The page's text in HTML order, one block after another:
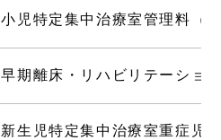
小児特定集中治療室管理料（
早期離床・リハビリテーショ
新生児特定集中治療室重症児